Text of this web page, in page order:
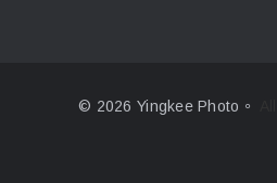
© 2026 Yingkee Photo。